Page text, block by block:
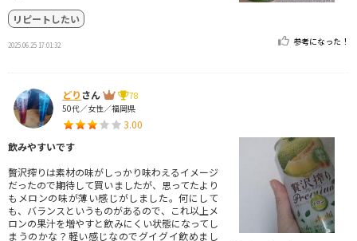
リピートしたい
2025.06.25 17:01:32 参考になった！
どりさん
78
50代／女性／福岡県
3.00
飲みやすいです
贅沢搾りは素材の味がしっかり味わえるイメージ
だったので期待して買いましたが、思ってたより
もメロンの味が薄い感じがしました。何にして
も、バランスというものがあるので、これ以上メ
ロンの果汁を増やすと飲みにくい状態になってし
まうのかな？軽い感じなのでグイグイ飲めまし